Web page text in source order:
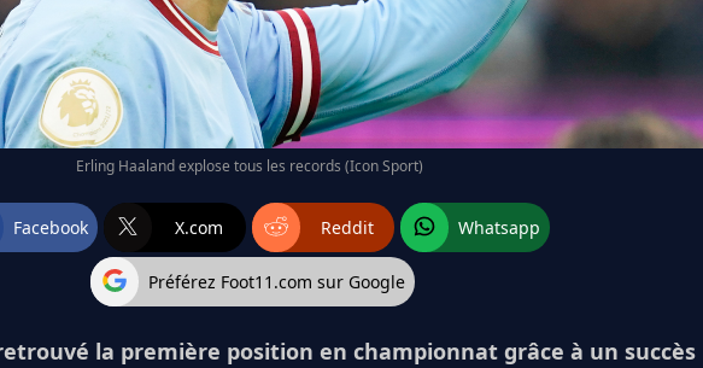
Erling Haaland explose tous les records (Icon Sport)
Facebook X.com Reddit Whatsapp
Préférez Foot11.com sur Google
la première position en championnat grâce à un succès